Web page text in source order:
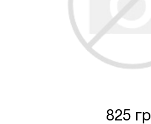
825
2.9 % на місяць від суми.
Спосіб кредиту
2 –
від кількості обраних
до 25, та вираховується
калькулятору або за
Для оформлення